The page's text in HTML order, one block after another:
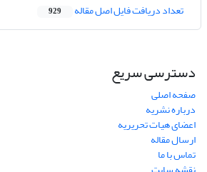
تعداد دریافت فایل اصل مقاله 929
دسترسی سریع
صفحه اصلی
درباره نشریه
اعضای هیات تحریریه
ارسال مقاله
تماس با ما